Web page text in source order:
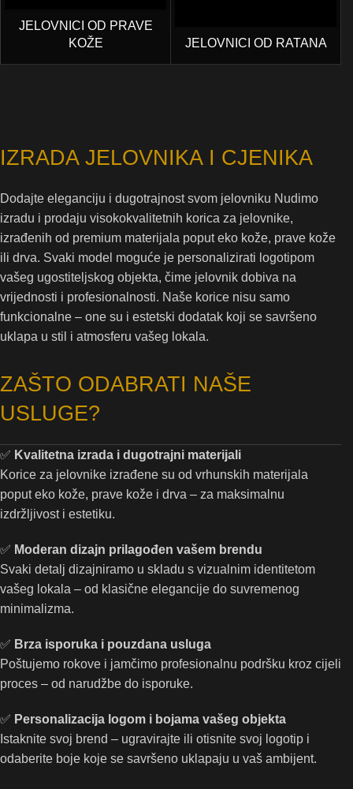
JELOVNICI OD PRAVE
KOŽE
JELOVNICI OD RATANA
IZRADA JELOVNIKA I CJENIKA
Dodajte eleganciju i dugotrajnost svom jelovniku Nudimo
izradu i prodaju visokokvalitetnih korica za jelovnike,
izrađenih od premium materijala poput eko kože, prave kože
ili drva. Svaki model moguće je personalizirati logotipom
vašeg ugostiteljskog objekta, čime jelovnik dobiva na
vrijednosti i profesionalnosti. Naše korice nisu samo
funkcionalne – one su i estetski dodatak koji se savršeno
uklapa u stil i atmosferu vašeg lokala.
ZAŠTO ODABRATI NAŠE
USLUGE?
✅ Kvalitetna izrada i dugotrajni materijali
Korice za jelovnike izrađene su od vrhunskih materijala
poput eko kože, prave kože i drva – za maksimalnu
izdržljivost i estetiku.
✅ Moderan dizajn prilagođen vašem brendu
Svaki detalj dizajniramo u skladu s vizualnim identitetom
vašeg lokala – od klasične elegancije do suvremenog
minimalizma.
✅ Brza isporuka i pouzdana usluga
Poštujemo rokove i jamčimo profesionalnu podršku kroz cijeli
proces – od narudžbe do isporuke.
✅ Personalizacija logom i bojama vašeg objekta
Istaknite svoj brend – ugravirajte ili otisnite svoj logotip i
odaberite boje koje se savršeno uklapaju u vaš ambijent.